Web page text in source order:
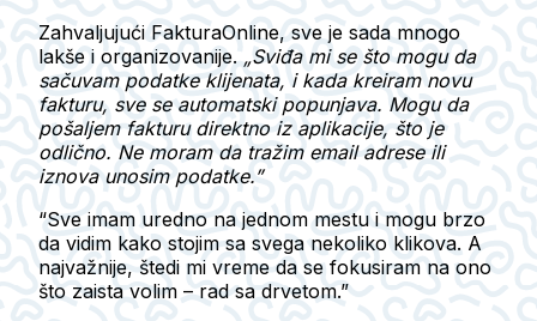
Zahvaljujući FakturaOnline, sve je sada mnogo
lakše i organizovanije. „Sviđa mi se što mogu da
sačuvam podatke klijenata, i kada kreiram novu
fakturu, sve se automatski popunjava. Mogu da
pošaljem fakturu direktno iz aplikacije, što je
odlično. Ne moram da tražim email adrese ili
iznova unosim podatke.”
“Sve imam uredno na jednom mestu i mogu brzo
da vidim kako stojim sa svega nekoliko klikova. A
najvažnije, štedi mi vreme da se fokusiram na ono
što zaista volim – rad sa drvetom.”